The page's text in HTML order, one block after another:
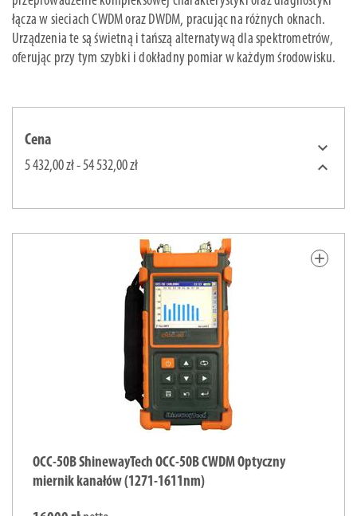
łącza w sieciach CWDM oraz DWDM, pracując na różnych oknach.
Urządzenia te są świetną i tańszą alternatywą dla spektrometrów,
oferując przy tym szybki i dokładny pomiar w każdym środowisku.
Cena


5 432,00 zł - 54 532,00 zł
add
OCC-50B ShinewayTech OCC-50B CWDM Optyczny
miernik kanałów (1271-1611nm)